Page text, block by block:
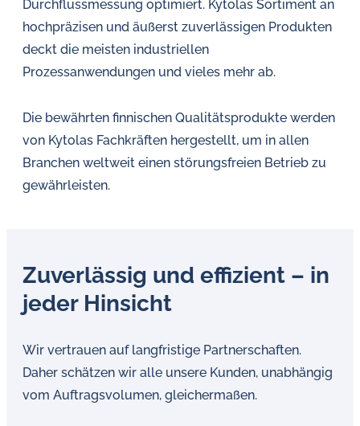
Durchflussmessung optimiert. Kytolas Sortiment an
hochpräzisen und äußerst zuverlässigen Produkten
deckt die meisten industriellen
Prozessanwendungen und vieles mehr ab.
Die bewährten finnischen Qualitätsprodukte werden
von Kytolas Fachkräften hergestellt, um in allen
Branchen weltweit einen störungsfreien Betrieb zu
gewährleisten.
Zuverlässig und effizient – in
jeder Hinsicht
Wir vertrauen auf langfristige Partnerschaften.
Daher schätzen wir alle unsere Kunden, unabhängig
vom Auftragsvolumen, gleichermaßen.